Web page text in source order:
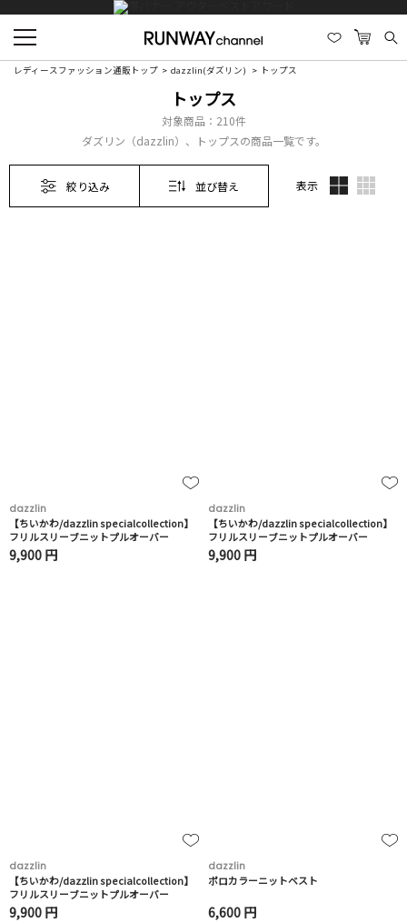
レディースファッション通販トップ dazzlin(ダズリン) トップス
トップス
対象商品： 210件
ダズリン（dazzlin）、トップスの商品一覧です。
絞り込み 並び替え 表示
dazzlin
【ちいかわ/dazzlin specialcollection】
フリルスリーブニットプルオーバー
9,900 円
dazzlin
【ちいかわ/dazzlin specialcollection】
フリルスリーブニットプルオーバー
9,900 円
dazzlin
【ちいかわ/dazzlin specialcollection】
フリルスリーブニットプルオーバー
9,900 円
dazzlin
ポロカラーニットベスト
6,600 円